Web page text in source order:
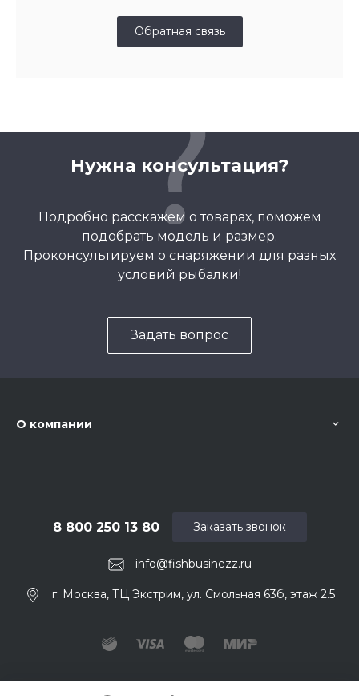
Обратная связь
Нужна консультация?
Подробно расскажем о товарах, поможем
подобрать модель и размер.
Проконсультируем о снаряжении для разных
условий рыбалки!
Задать вопрос
О компании
info@fishbusinezz.ru
8 800 250 13 80
г. Москва, ТЦ Экстрим, ул. Смольная 63б, этаж 2.5
Заказать звонок